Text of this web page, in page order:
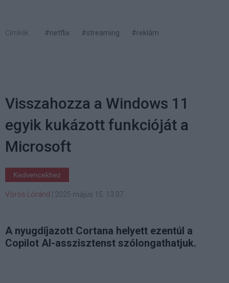
Címkék: #netflix #streaming #reklám
Visszahozza a Windows 11
egyik kukázott funkcióját a
Microsoft
Kedvencekhez
Vörös Lóránd 2025 május 15. 13:07
A nyugdíjazott Cortana helyett ezentúl a
Copilot AI-asszisztenst szólongathatjuk.